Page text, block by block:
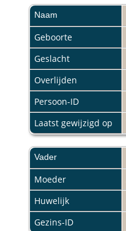
Naam
Geboorte
Geslacht
Overlijden
Persoon-ID
Laatst gewijzigd op
Vader
Moeder
Huwelijk
Gezins-ID